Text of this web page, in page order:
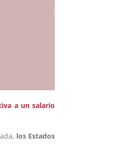
a un salario
los Estados